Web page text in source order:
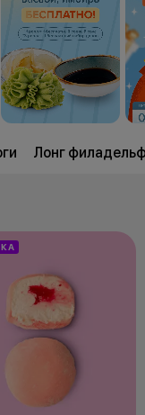
Лонг